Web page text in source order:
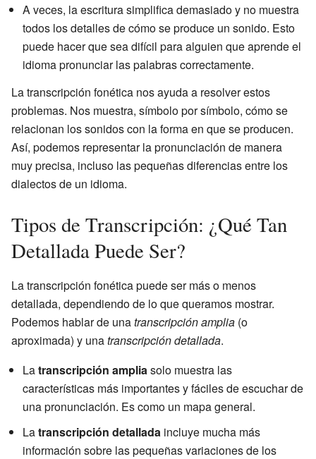
A veces, la escritura simplifica demasiado y no muestra
todos los detalles de cómo se produce un sonido. Esto
puede hacer que sea difícil para alguien que aprende el
idioma pronunciar las palabras correctamente.
La transcripción fonética nos ayuda a resolver estos
problemas. Nos muestra, símbolo por símbolo, cómo se
relacionan los sonidos con la forma en que se producen.
Así, podemos representar la pronunciación de manera
muy precisa, incluso las pequeñas diferencias entre los
dialectos de un idioma.
Tipos de Transcripción: ¿Qué Tan
Detallada Puede Ser?
La transcripción fonética puede ser más o menos
detallada, dependiendo de lo que queramos mostrar.
Podemos hablar de unatranscripción amplia (o
aproximada) y unatranscripción detallada.
Latranscripción amplia solo muestra las
características más importantes y fáciles de escuchar de
una pronunciación. Es como un mapa general.
Latranscripción detallada incluye mucha más
información sobre las pequeñas variaciones de los